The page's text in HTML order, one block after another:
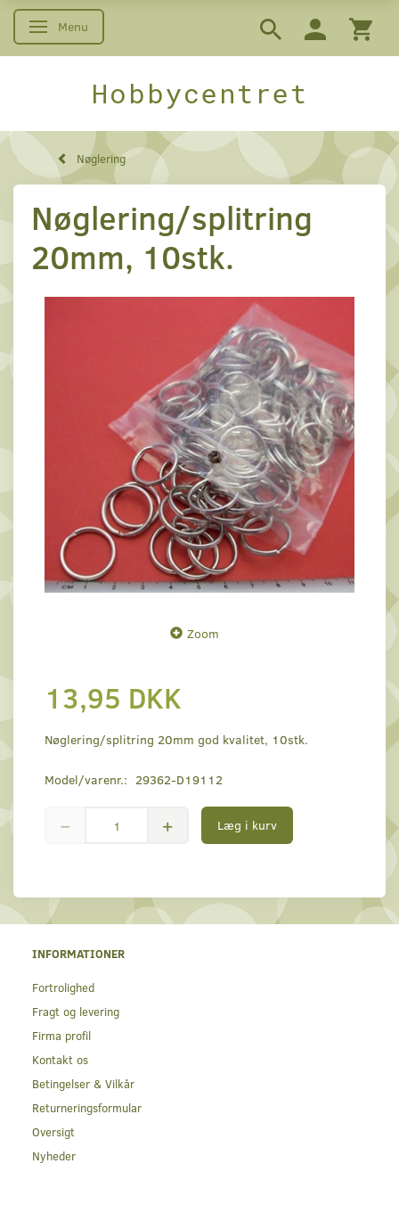
Skifte navigation
Menu
Hobbycentret
Nøglering
Nøglering/splitring
20mm, 10stk.
Zoom
13,95 DKK
Nøglering/splitring 20mm god kvalitet, 10stk.
Model/varenr.: 29362-D19112
Læg i kurv
INFORMATIONER
Fortrolighed
Fragt og levering
Firma profil
Kontakt os
Betingelser & Vilkår
Returneringsformular
Oversigt
Nyheder